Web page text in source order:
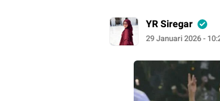
YR Siregar
29 Januari 2026 -